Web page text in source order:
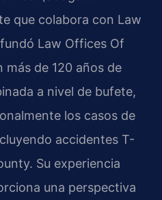
que colabora con Law
Law Offices Of
más de 120 años de
a nivel de bufete,
los casos de
accidentes T-
Su experiencia
una perspectiva